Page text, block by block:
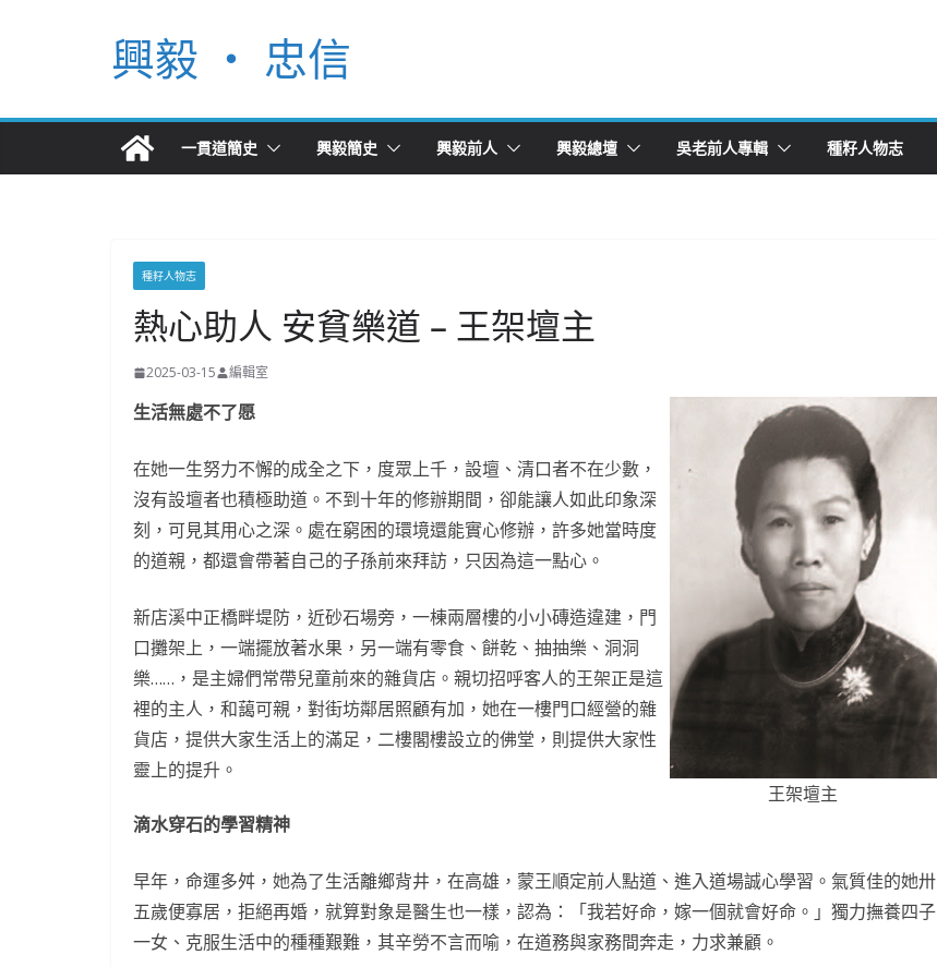
興毅 ‧ 忠信
一貫道簡史 興毅簡史 興毅前人 興毅總壇 吳老前人專輯 種籽人物志
種籽人物志
熱心助人 安貧樂道 – 王架壇主
2025-03-15 編輯室
生活無處不了愿
在她一生努力不懈的成全之下，度眾上千，設壇、清口者不在少數，
沒有設壇者也積極助道。不到十年的修辦期間，卻能讓人如此印象深
刻，可見其用心之深。處在窮困的環境還能實心修辦，許多她當時度
的道親，都還會帶著自己的子孫前來拜訪，只因為這一點心。
新店溪中正橋畔堤防，近砂石場旁，一棟兩層樓的小小磚造違建，門
口攤架上，一端擺放著水果，另一端有零食、餅乾、抽抽樂、洞洞
樂……，是主婦們常帶兒童前來的雜貨店。親切招呼客人的王架正是這
裡的主人，和藹可親，對街坊鄰居照顧有加，她在一樓門口經營的雜
貨店，提供大家生活上的滿足，二樓閣樓設立的佛堂，則提供大家性
靈上的提升。
王架壇主
滴水穿石的學習精神
早年，命運多舛，她為了生活離鄉背井，在高雄，蒙王順定前人點道、進入道場誠心學習。氣質佳的她卅
五歲便寡居，拒絕再婚，就算對象是醫生也一樣，認為：「我若好命，嫁一個就會好命。」獨力撫養四子
一女、克服生活中的種種艱難，其辛勞不言而喻，在道務與家務間奔走，力求兼顧。